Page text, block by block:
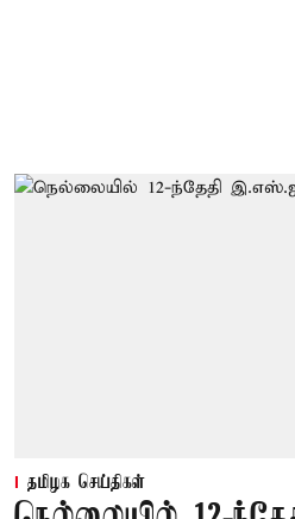
தமிழக செய்திகள்